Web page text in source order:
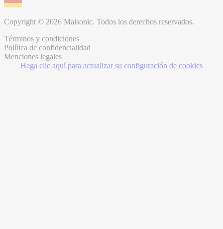
Copyright © 2026 Maisonic. Todos los derechos reservados.
Términos y condiciones
Política de confidencialidad
Menciones legales
Haga clic aquí para actualizar su configuración de cookies